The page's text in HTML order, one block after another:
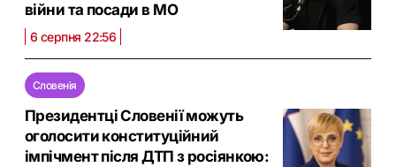
війни та посади в МО
6 серпня 22:56
Словенія
Президентці Словенії можуть
оголосити конституційний
імпічмент після ДТП з росіянкою: